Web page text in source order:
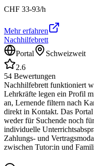
CHF 33-93/h
Mehr erfahren
Nachhilfebrett
Portal
Schweizweit
2.6
54 Bewertungen
Nachhilfebrett funktioniert
Lehrkräfte legen ein Profil
an, Lernende filtern nach
direkt in Kontakt. Das
weder für Suchende noch
individuelle
Zahlungs- und
zwischen Tutor:in und